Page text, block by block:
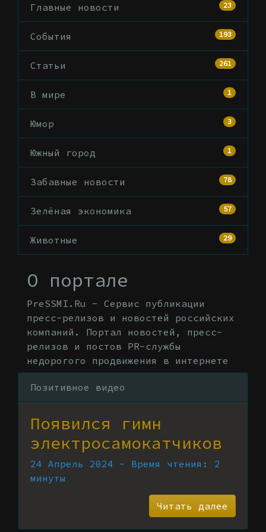
Главные новости 23
События 193
Статьи 261
В мире 1
Юмор 3
Южный город 1
Забавные новости 78
Зелёная экономика 57
Животные 29
О портале
PreSSMI.Ru - Сервис публикации
пресс-релизов и новостей российских
компаний. Портал новостей, пресс-
релизов и постов PR-службы
недорогого продвижения в интернете
Позитивное видео
Появился гимн
электросамокатчиков
24 Апрель 2024 - Время чтения: 2
минуты
Читать далее